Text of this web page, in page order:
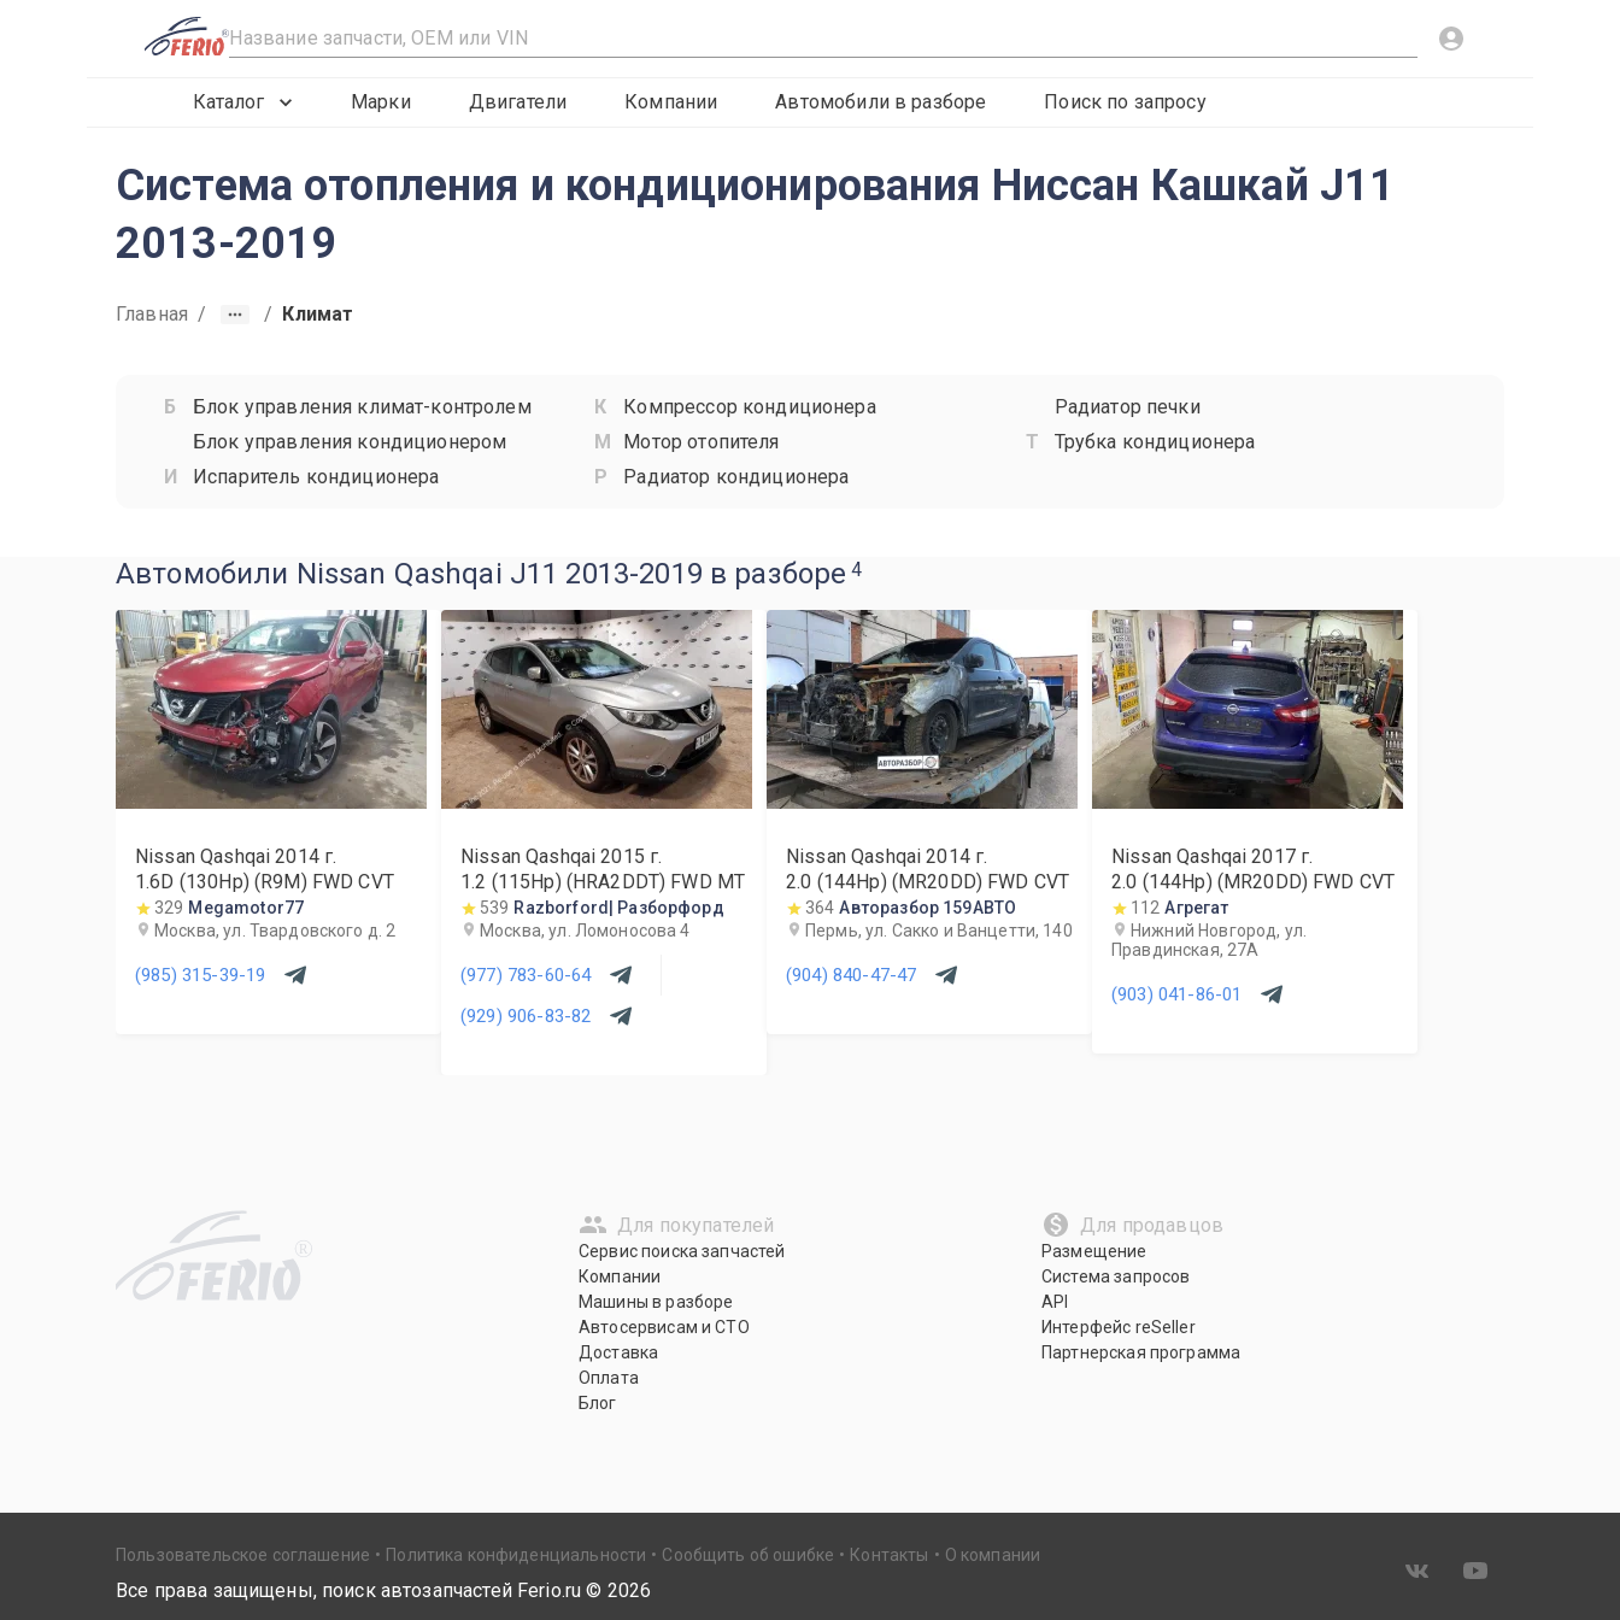
R
Каталог Марки Двигатели Компании Автомобили в разборе Поиск по запросу
Система отопления и кондиционирования Ниссан Кашкай J11
2013-2019
Главная / / Климат
Блок управления климат-контролем
Блок управления кондиционером
Испаритель кондиционера
Компрессор кондиционера
Мотор отопителя
Радиатор кондиционера
Радиатор печки
Трубка кондиционера
Автомобили Nissan Qashqai J11 2013-2019 в разборе 4
Nissan Qashqai 2014г.
1.6D (130Hp) (R9M) FWD CVT
329 Megamotor77
Москва, ул. Твардовского д. 2
(985) 315-39-19
Nissan Qashqai 2015 г.
1.2 (115Hp) (HRA2DDT) FWD MT
539 Razborford| Разборфорд
Москва, ул. Ломоносова 4
(977) 783-60-64
(929) 906-83-82
Nissan Qashqai 2014г.
2.0 (144Hp) (MR20DD) FWD CVT
364 Авторазбор 159АВТО
Пермь, ул. Сакко и Ванцетти, 140
(904) 840-47-47
Nissan Qashqai 2017г.
2.0 (144Hp) (MR20DD) FWD CVT
112 Агрегат
Нижний Новгород, ул.
Правдинская, 27А
(903) 041-86-01
R
Для покупателей
Сервис поиска запчастей
Компании
Машины в разборе
Автосервисам и СТО
Доставка
Оплата
Блог
Для продавцов
Размещение
Система запросов
API
Интерфейс reSeller
Партнерская программа
Пользовательское соглашение Политика конфиденциальности Сообщить об ошибке Контакты О компании
Все права защищены, поиск автозапчастей Ferio.ru © 2026